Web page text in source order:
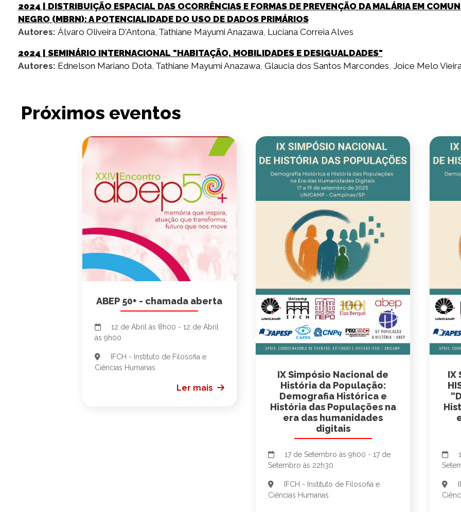
2024 | DISTRIBUIÇÃO ESPACIAL DAS OCORRÊNCIAS E FORMAS DE PREVENÇÃO DA MALÁRIA EM
NEGRO (MBRN): A POTENCIALIDADE DO USO DE DADOS PRIMÁRIOS
Autores: Álvaro Oliveira D'Antona, Tathiane Mayumi Anazawa, Luciana Correia Alves
2024 | SEMINÁRIO INTERNACIONAL "HABITAÇÃO, MOBILIDADES E DESIGUALDADES"
Autores: Ednelson Mariano Dota, Tathiane Mayumi Anazawa, Glaucia dos Santos Marcondes, Joice Melo
Próximos eventos
ABEP 50+ - chamada aberta
12 de Abril às 8h00 - 12 de Abril
às 9h00
IFCH - Instituto de Filosofia e
Ciências Humanas
Ler mais
IX Simpósio Nacional de
História da População:
Demografia Histórica e
História das Populações na
era das humanidades
digitais
17 de Setembro às 9h00 - 17 de
Setembro às 22h30
IFCH - Instituto de Filosofia e
Ciências Humanas
IX